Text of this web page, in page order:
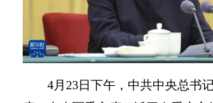
4月23日下午，中共中央总书